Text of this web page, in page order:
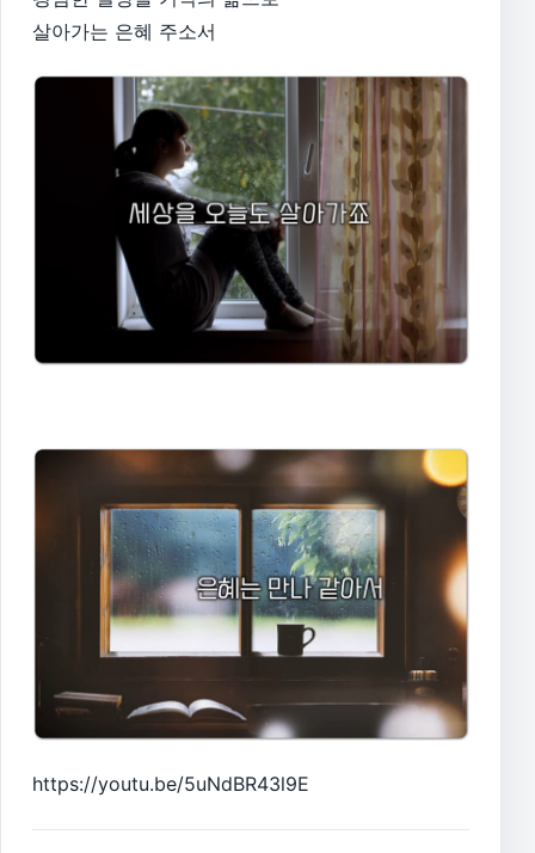
살아가는 은혜 주소서
https://youtu.be/5uNdBR43l9E